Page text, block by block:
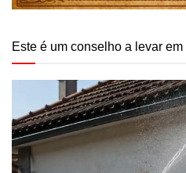
Este é um conselho a levar em